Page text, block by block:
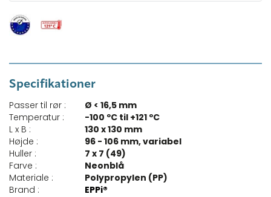
Specifikationer
Passer til rør :
Ø < 16,5 mm
Temperatur :
-100 ºC til +121 ºC
L x B :
130 x 130 mm
Højde :
96 - 106 mm, variabel
Huller :
7 x 7 (49)
Farve :
Neonblå
Materiale :
Polypropylen (PP)
Brand :
EPPi®